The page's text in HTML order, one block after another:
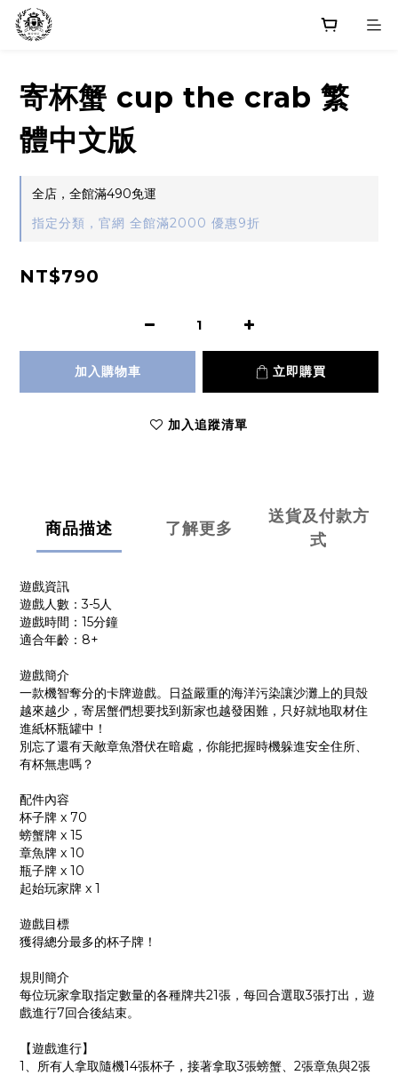
寄杯蟹 cup the crab 繁
體中文版
全店，全館滿490免運
指定分類，官網 全館滿2000 優惠9折
NT$790
加入購物車 立即購買
加入追蹤清單
商品描述 了解更多
送貨及付款方
式
遊戲資訊
遊戲人數：3-5人
遊戲時間：15分鐘
適合年齡：8+
遊戲簡介
一款機智奪分的卡牌遊戲。日益嚴重的海洋污染讓沙灘上的貝殼
越來越少，寄居蟹們想要找到新家也越發困難，只好就地取材住
進紙杯瓶罐中！
別忘了還有天敵章魚潛伏在暗處，你能把握時機躲進安全住所、
有杯無患嗎？
配件內容
杯子牌 x 70
螃蟹牌 x 15
章魚牌 x 10
瓶子牌 x 10
起始玩家牌 x 1
遊戲目標
獲得總分最多的杯子牌！
規則簡介
每位玩家拿取指定數量的各種牌共21張，每回合選取3張打出，遊
戲進行7回合後結束。
【遊戲進行】
1、所有人拿取隨機14張杯子，接著拿取3張螃蟹、2張章魚與2張